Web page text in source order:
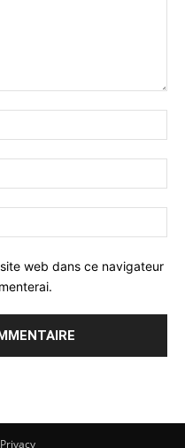
web dans ce navigateur
Privacy